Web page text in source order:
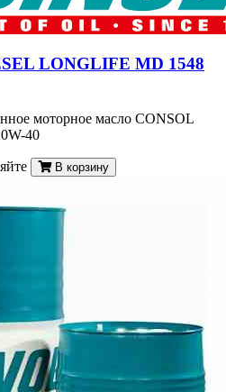
LONGLIFE MD 1548
моторное масло CONSOL
40
В корзину